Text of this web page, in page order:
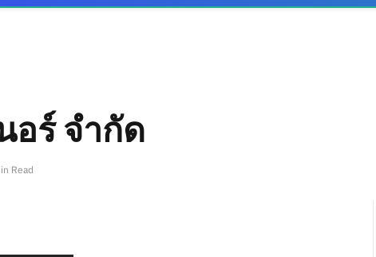
อร์ จำกัด
Read